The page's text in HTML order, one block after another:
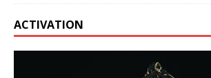
ACTIVATION